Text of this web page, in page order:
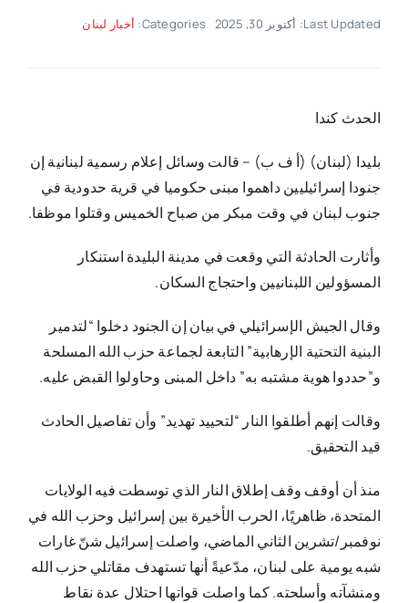
Last Updated: أكتوبر 30, 2025 Categories: أخبار لبنان
الحدث كندا
بليدا (لبنان) (أ ف ب) – قالت وسائل إعلام رسمية لبنانية إن
جنودا إسرائيليين داهموا مبنى حكوميا في قرية حدودية في
جنوب لبنان في وقت مبكر من صباح الخميس وقتلوا موظفا.
وأثارت الحادثة التي وقعت في مدينة البليدة استنكار
المسؤولين اللبنانيين واحتجاج السكان.
وقال الجيش الإسرائيلي في بيان إن الجنود دخلوا “لتدمير
البنية التحتية الإرهابية” التابعة لجماعة حزب الله المسلحة
و”حددوا هوية مشتبه به” داخل المبنى وحاولوا القبض عليه.
وقالت إنهم أطلقوا النار “لتحييد تهديد” وأن تفاصيل الحادث
قيد التحقيق.
منذ أن أوقف وقف إطلاق النار الذي توسطت فيه الولايات
المتحدة، ظاهريًا، الحرب الأخيرة بين إسرائيل وحزب الله في
نوفمبر/تشرين الثاني الماضي، واصلت إسرائيل شنّ غارات
شبه يومية على لبنان، مدّعيةً أنها تستهدف مقاتلي حزب الله
ومنشآته وأسلحته. كما واصلت قواتها احتلال عدة نقاط